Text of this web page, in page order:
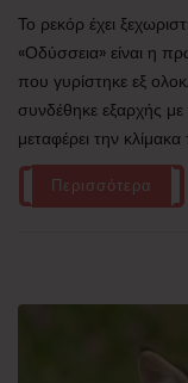
Το ρεκόρ έχει
«Οδύσσεια» είναι η
που γυρίστηκε εξ
συνδέθηκε εξαρχής
μεταφέρει την
Περισσότερα